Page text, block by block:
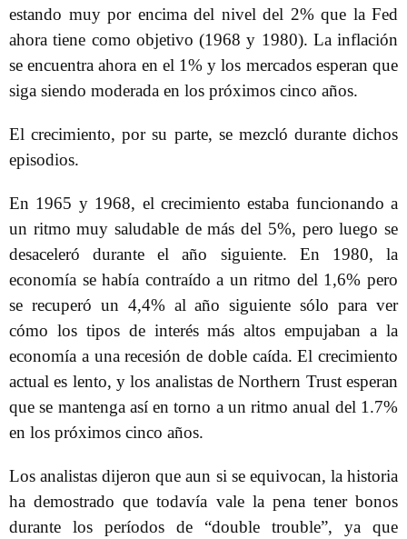
estando muy por encima del nivel del 2% que la Fed
ahora tiene como objetivo (1968 y 1980). La inflación
se encuentra ahora en el 1% y los mercados esperan que
siga siendo moderada en los próximos cinco años.
El crecimiento, por su parte, se mezcló durante dichos
episodios.
En 1965 y 1968, el crecimiento estaba funcionando a
un ritmo muy saludable de más del 5%, pero luego se
desaceleró durante el año siguiente. En 1980, la
economía se había contraído a un ritmo del 1,6% pero
se recuperó un 4,4% al año siguiente sólo para ver
cómo los tipos de interés más altos empujaban a la
economía a una recesión de doble caída. El crecimiento
actual es lento, y los analistas de Northern Trust esperan
que se mantenga así en torno a un ritmo anual del 1.7%
en los próximos cinco años.
Los analistas dijeron que aun si se equivocan, la historia
ha demostrado que todavía vale la pena tener bonos
durante los períodos de “double trouble”, ya que